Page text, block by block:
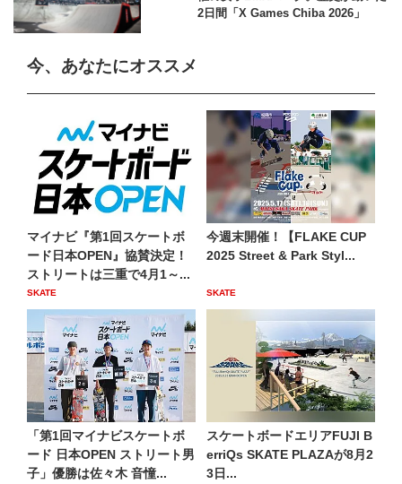
2日間「X Games Chiba 2026」
今、あなたにオススメ
マイナビ『第1回スケートボ
ード日本OPEN』協賛決定！
ストリートは三重で4月1～...
SKATE
今週末開催！【FLAKE CUP
2025 Street & Park Styl...
SKATE
「第1回マイナビスケートボ
ード 日本OPEN ストリート男
子」優勝は佐々木 音憧...
スケートボードエリアFUJI B
erriQs SKATE PLAZAが8⽉2
3⽇...